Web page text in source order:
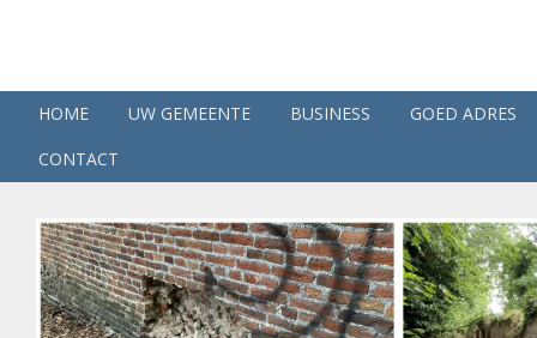
HOME UW GEMEENTE BUSINESS
GOED ADRES
CONTACT